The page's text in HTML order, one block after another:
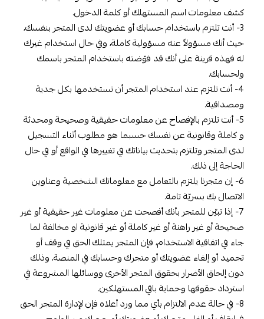
كشف معلومات اسم المستهلك أو كلمة الدخول.
3- أنت تلتزم باستخدام حسابك أو عضويتك لدى المتجر بنفسك،
حيث أنك مسؤولاً عنه مسؤولية كاملة، وفي حال استخدام غيرك
له فهذه قرينة على أنك قد فوّضته باستخدام المتجر باسمك
ولحسابك.
4- أنت تلتزم عند استخدام المتجر أن تستخدمها بكل جدية
ومصداقية.
5- أنت تلتزم بالإفصاح عن معلومات حقيقية وصحيحة ومحدثة
و كاملة وقانونية عن نفسك حسبما هو مطلوب أثناء التسجيل
لدى المتجر وتلتزم بتحديث بياناتك في تغييرها في الواقع أو في حال
الحاجة إلى ذلك.
6- إن متجرنا يلتزم بالتعامل مع معلوماتك الشخصية وعناوين
الاتصال بك بسريّة تامة.
7- إذا تبيّن للمتجر بأنك أفصحت عن معلومات غير حقيقية أو غير
صحيحة أو غير راهنة أو غير كاملة أو غير قانونية او مخالفة لما
جاء في اتفاقية الاستخدام، فإن المتجر يمتلك الحق في وقف أو
تجميد أو إلغاء عضويتك أو متجرك وحسابك في المنصة، وذلك
دون إلحاق الأضرار بحقوق المتجر الأخرى ووسائلها المشروعة في
استرداد حقوقها وحماية باقي المستهلكين.
8- في حالة عدم الالتزام بأي مما ورد أعلاه فإن لإدارة المتجر الحق